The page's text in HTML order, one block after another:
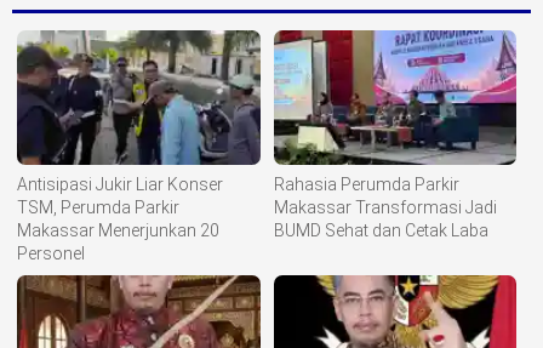
Antisipasi Jukir Liar Konser
TSM, Perumda Parkir
Makassar Menerjunkan 20
Personel
Rahasia Perumda Parkir
Makassar Transformasi Jadi
BUMD Sehat dan Cetak Laba